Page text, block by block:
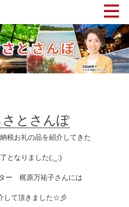
とさんぽ
税お礼の品を紹介してきた
となりました(;_:)
ー 梶原万祐子さんには
して頂きました☆彡